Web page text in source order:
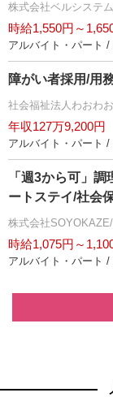
株式会社ベルシステ
時給1,550円～
アルバイト・パート
障がい者採用/用
社会福祉法人わおわ
年収127万9,200円
アルバイト・パート /
「週3から可」
ートステイ/社会
株式会社
時給1,075円～
アルバイト・パート /